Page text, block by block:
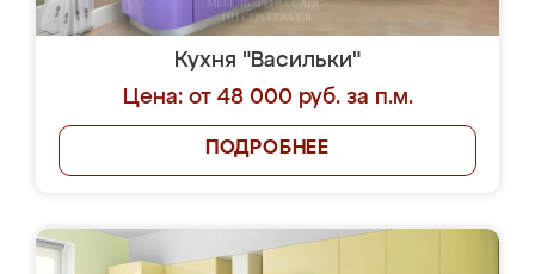
Кухня "Васильки"
Цена: от 48 000 руб. за п.м.
ПОДРОБНЕЕ